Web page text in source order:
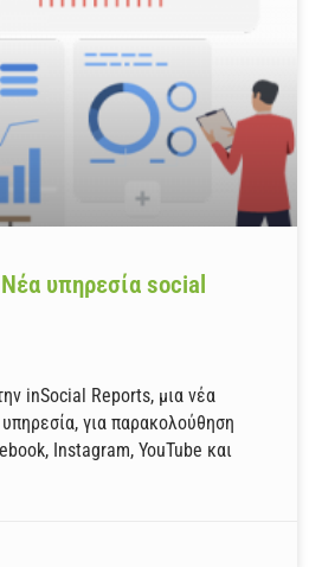
υπηρεσία social
inSocial Reports, μια νέα
για παρακολούθηση
Instagram, YouTube και